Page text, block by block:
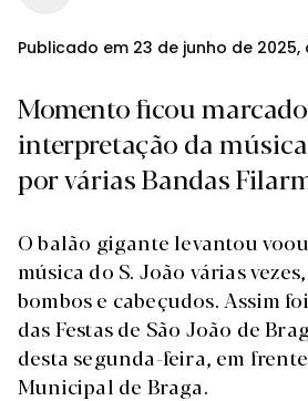
Publicado em 23 de junho de 2025,
Momento ficou
interpretação da
por várias Bandas
O balão gigante levantou
música do S. João várias
bombos e cabeçudos. Assim
das Festas de São João de
desta segunda-feira, em
Municipal de Braga.